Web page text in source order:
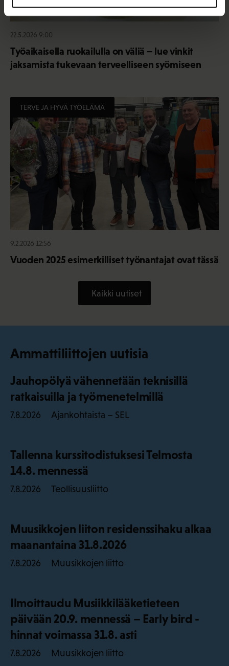
22.5.2026 9:00
Työaikaisella ruokailulla on väliä – lue vinkit
jaksamista tukevaan terveelliseen syömiseen
TERVE JA HYVÄ TYÖELÄMÄ
9.2.2026 12:56
Vuoden 2025 esimerkilliset työnantajat ovat tässä
Kaikki uutiset
Ammattiliittojen uutisia
Jauhopölyä vähennetään teknisillä
ratkaisuilla ja työmenetelmillä
7.8.2026 Ajankohtaista – SEL
Tallenna kurssitodistuksesi Telmosta
14.8. mennessä
7.8.2026 Teollisuusliitto
Muusikkojen liiton residenssihaku alkaa
maanantaina 31.8.2026
7.8.2026 Muusikkojen liitto
Ilmoittaudu Musiikkilääketieteen
päivään 20.9. mennessä – Early bird -
hinnat voimassa 31.8. asti
7.8.2026 Muusikkojen liitto